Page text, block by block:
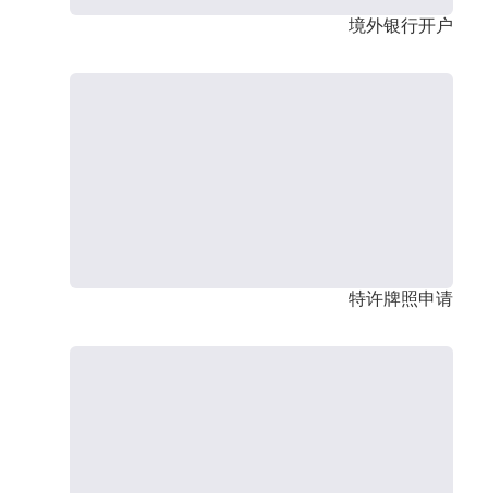
境外银行开户
特许牌照申请